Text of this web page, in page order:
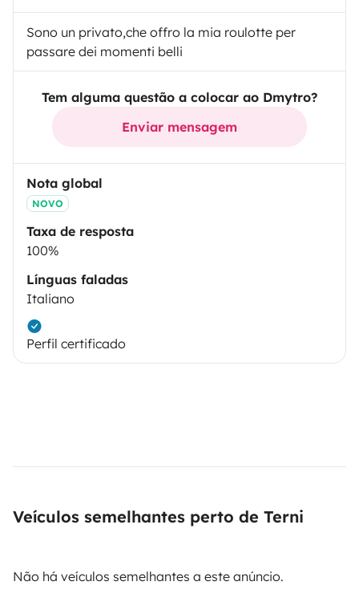
Sono un privato,che offro la mia roulotte per
passare dei momenti belli
Tem alguma questão a colocar ao Dmytro?
Enviar mensagem
Nota global
NOVO
Taxa de resposta
100%
Línguas faladas
Italiano
Perfil certificado
Veículos semelhantes perto de Terni
Não há veículos semelhantes a este anúncio.